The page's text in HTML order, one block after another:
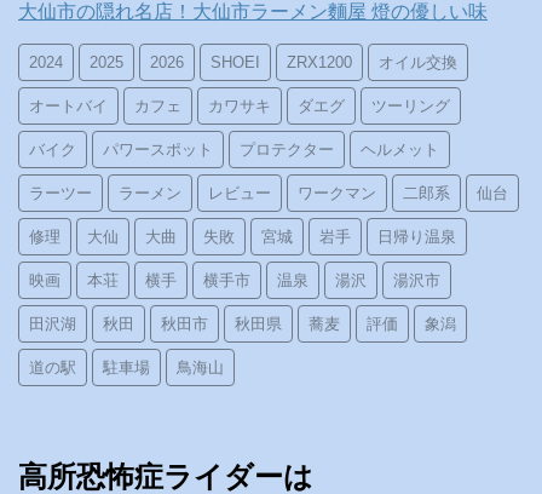
大仙市の隠れ名店！大仙市ラーメン麵屋 燈の優しい味
2024 2025 2026 SHOEI ZRX1200 オイル交換
オートバイ カフェ カワサキ ダエグ ツーリング
バイク パワースポット プロテクター ヘルメット
ラーツー ラーメン レビュー ワークマン 二郎系 仙台
修理 大仙 大曲 失敗 宮城 岩手 日帰り温泉
映画 本荘 横手 横手市 温泉 湯沢 湯沢市
田沢湖 秋田 秋田市 秋田県 蕎麦 評価 象潟
道の駅 駐車場 鳥海山
高所恐怖症ライダーは